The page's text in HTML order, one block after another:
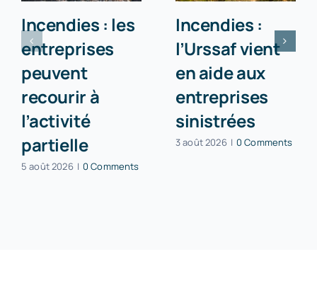
Incendies : les
entreprises
peuvent
recourir à
l’activité
partielle
5 août 2026 | 0 Comments
Incendies :
l’Urssaf vient
en aide aux
entreprises
sinistrées
3 août 2026 | 0 Comments